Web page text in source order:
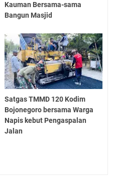
Kauman Bersama-sama
Bangun Masjid
Satgas TMMD 120 Kodim
Bojonegoro bersama Warga
Napis kebut Pengaspalan
Jalan